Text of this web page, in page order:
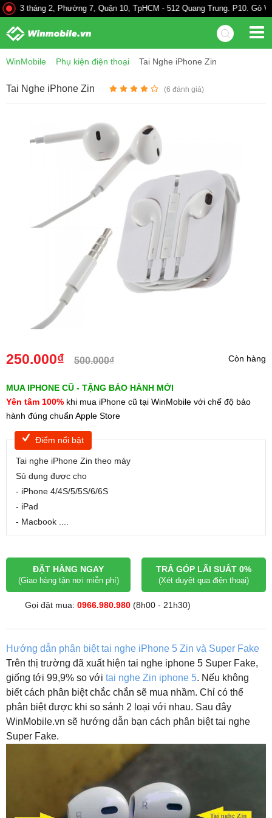
3 tháng 2, Phường 7, Quận 10, TpHCM - 512 Quang Trung. P10. Gò Vấp
WinMobile Phụ kiện điện thoại Tai Nghe iPhone Zin
Tai Nghe iPhone Zin (6 đánh giá)
250.000₫ 500.000₫ Còn hàng
MUA IPHONE CŨ - TẶNG BẢO HÀNH MỚI
Yên tâm 100% khi mua iPhone cũ tại WinMobile với chế độ bảo
hành đúng chuẩn Apple Store
Điểm nổi bật
Tai nghe iPhone Zin theo máy
Sủ dụng được cho
- iPhone 4/4S/5/5S/6/6S
- iPad
- Macbook ....
ĐẶT HÀNG NGAY
(Giao hàng tận nơi miễn phí)
TRẢ GÓP LÃI SUẤT 0%
(Xét duyệt qua điện thoại)
Gọi đặt mua: 0966.980.980 (8h00 - 21h30)
Hướng dẫn phân biệt tai nghe iPhone 5 Zin và Super Fake
Trên thị trường đã xuất hiện tai nghe iphone 5 Super Fake,
giống tới 99,9% so với tai nghe Zin iphone 5. Nếu không
biết cách phân biệt chắc chắn sẽ mua nhầm. Chỉ có thể
phân biệt được khi so sánh 2 loại với nhau. Sau đây
WinMobile.vn sẽ hướng dẫn bạn cách phân biệt tai nghe
Super Fake.